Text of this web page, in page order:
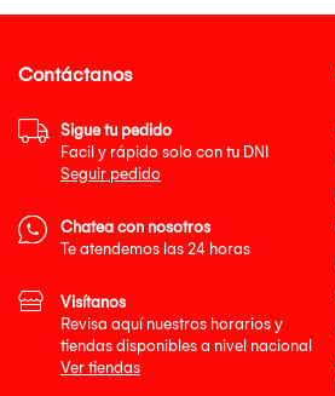
Contáctanos
Sigue tu pedido
Facil y rápido solo con tu DNI
Seguir pedido
Chatea con nosotros
Te atendemos las 24 horas
Visítanos
Revisa aquí nuestros horarios y
tiendas disponibles a nivel nacional
Ver tiendas